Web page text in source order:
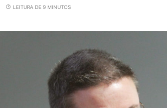
LEITURA DE 9 MINUTOS